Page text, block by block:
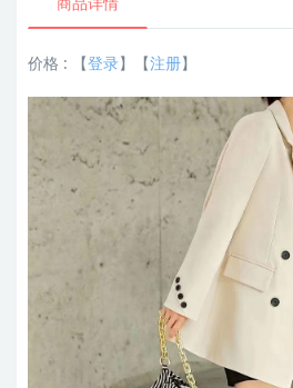
价格 : 【登录】【注册】